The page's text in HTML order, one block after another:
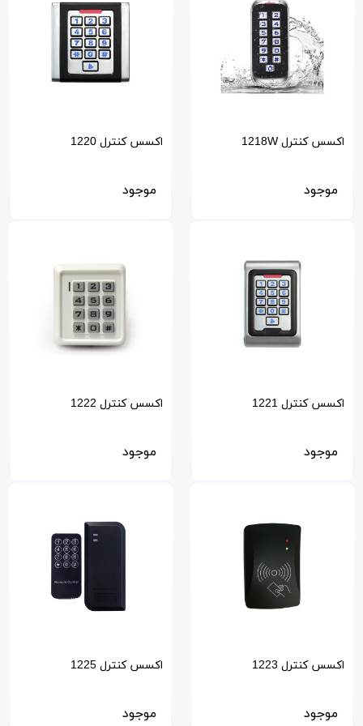
اکسس کنترل 1218W
موجود
اکسس کنترل 1220
موجود
اکسس کنترل 1221
موجود
اکسس کنترل 1222
موجود
اکسس کنترل 1223
موجود
اکسس کنترل 1225
موجود